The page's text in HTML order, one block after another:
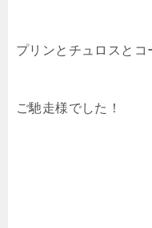
プリンとチュロスとコ
ご馳走様でした！